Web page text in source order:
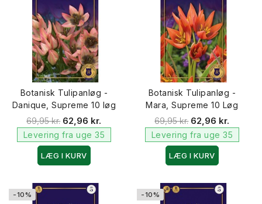
Botanisk Tulipanløg -
Danique, Supreme 10 løg
69,95 kr. 62,96 kr.
Levering fra uge 35
LÆG I KURV
Botanisk Tulipanløg -
Mara, Supreme 10 Løg
69,95 kr. 62,96 kr.
Levering fra uge 35
LÆG I KURV
-10% -10%